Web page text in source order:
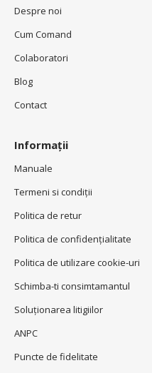
Despre noi
Cum Comand
Colaboratori
Blog
Contact
Informații
Manuale
Termeni si condiţii
Politica de retur
Politica de confidenţialitate
Politica de utilizare cookie-uri
Schimba-ti consimtamantul
Soluționarea litigiilor
ANPC
Puncte de fidelitate